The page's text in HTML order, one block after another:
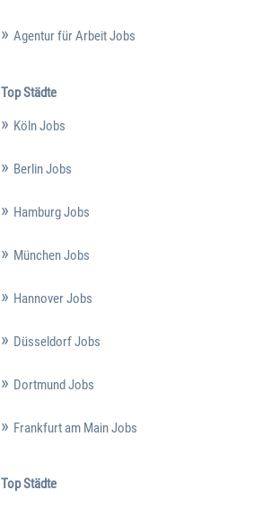
Agentur für Arbeit Jobs
Top Städte
Köln Jobs
Berlin Jobs
Hamburg Jobs
München Jobs
Hannover Jobs
Düsseldorf Jobs
Dortmund Jobs
Frankfurt am Main Jobs
Top Städte